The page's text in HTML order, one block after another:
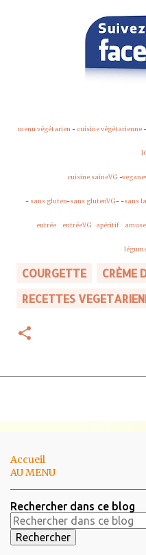
menu végétarien - cuisine végétarienne-
cuisine saineVG-
- sans gluten-sans glutenVG--sans
entrée- entréeVG- apéritif-
COURGETTE
CRÈME
RECETTES
Accueil
AU MENU
Rechercher dans ce blog